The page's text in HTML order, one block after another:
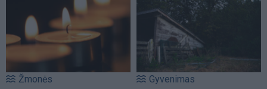
Žmonės Gyvenimas